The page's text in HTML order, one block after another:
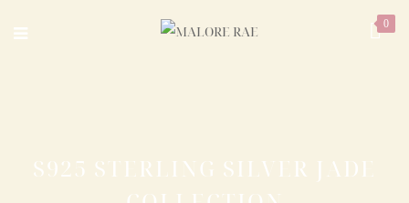
0
S925 STERLING SILVER JADE